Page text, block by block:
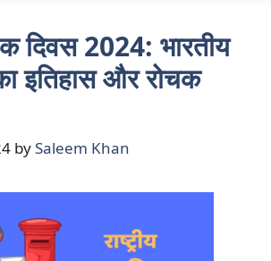
दिवस 2024: भारतीय
इतिहास और रोचक
bySaleem Khan